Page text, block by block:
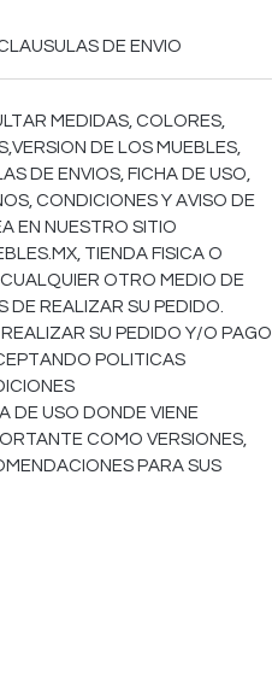
DE ENVIO
MEDIDAS, COLORES,
DE LOS MUEBLES,
DE ENVIOS, FICHA DE USO,
CONDICIONES Y AVISO DE
EN NUESTRO SITIO
TIENDA FISICA O
OTRO MEDIO DE
REALIZAR SU PEDIDO.
SU PEDIDO Y/O PAGO
POLITICAS
DE USO DONDE VIENE
COMO VERSIONES,
PARA SUS